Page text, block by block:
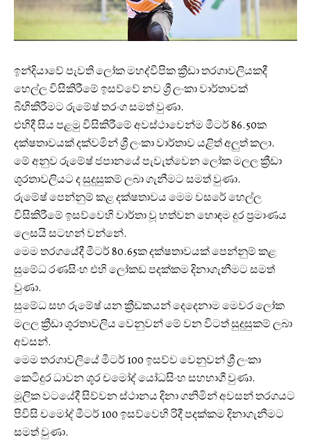
ඉන්දියාවේ පැවති ලෝක මහද්වීපික ක්‍රීඩා තරගාවලියකදී
හෙල්ල විසිකිරීමේ ඉසව්වේ නව ශ්‍රී ලංකා වාර්තාවක්
බිහිකිරීමට රුමේෂ් තරංග සමත් වුණා.
එහිදී සිය පළමු විසිකිරීමේ අවස්ථාවෙන්ම මීටර් 86.50ක
දක්ෂතාවයක් දක්වමින් ශ්‍රී ලංකා වාර්තාව යළිත් අලුත් කලා.
මේ අනුව රුමේෂ් ජපානයේ පැවැත්වෙන ලෝක මලල ක්‍රීඩා
ශූරතාවලියට ද සුදුසුකම් ලබා ගැනීමට සමත් වුණා.
රුමේෂ් පෙන්නුම් කළ දක්ෂතාවය මෙම වසරේ හෙල්ල
විසිකිරීමේ ඉසව්වෙහි වාර්තා වූ හත්වන හොඳම දුර ප්‍රමාණය
ලෙසයි සටහන් වන්නේ.
මෙම තරගයේදී මීටර් 80.65ක දක්ෂතාවයක් පෙන්නුම් කළ
සුමේධ රණසිංහ එහි ලෝකඩ පදක්කම දිනාගැනීමට සමත්
වුණා.
සුමේධ සහ රුමේෂ් යන ක්‍රීඩකයන් දෙදෙනාම මෙවර ලෝක
මලල ක්‍රීඩා ශූරතාවලිය වෙනුවන් මේ වන විටත් සුදුසුකම් ලබා
අවසන්.
මෙම තරගාවලියේ මීටර් 100 ඉසව්ව වෙනුවන් ශ්‍රී ලංකා
කෙටිදුර ධාවන ශූර චමෝද් යෝධසිංහ සහභාගී වුණා.
මූලික වටයේදී සිව්වන ස්ථානය දිනා ගනිමින් අවසන් තරගයට
පිවිසි චමෝද් මීටර් 100 ඉසව්වෙහි රිදී පදක්කම දිනාගැනීමට
සමත් වුණා.